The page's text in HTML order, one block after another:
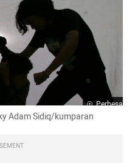
Perbesar
Adam Sidiq/kumparan